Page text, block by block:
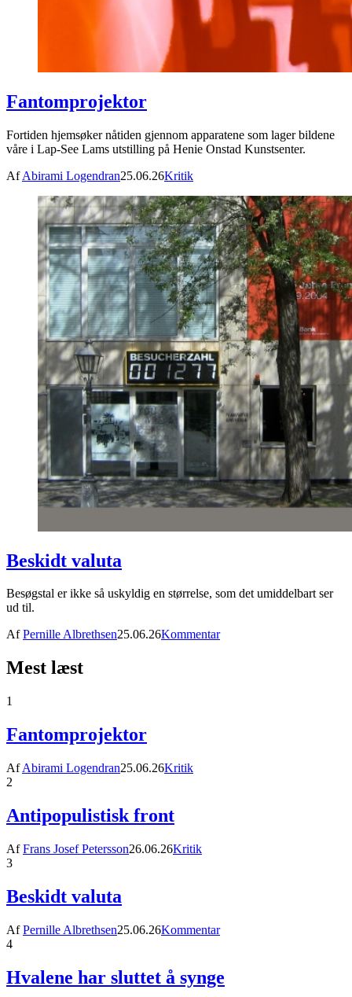
Fantomprojektor
Fortiden hjemsøker nåtiden gjennom apparatene som lager bildene
våre i Lap-See Lams utstilling på Henie Onstad Kunstsenter.
AfAbirami Logendran25.06.26Kritik
Beskidt valuta
Besøgstal er ikke så uskyldig en størrelse, som det umiddelbart ser
ud til.
AfPernille Albrethsen25.06.26Kommentar
Mest læst
1
Fantomprojektor
AfAbirami Logendran25.06.26Kritik
2
Antipopulistisk front
AfFrans Josef Petersson26.06.26Kritik
3
Beskidt valuta
AfPernille Albrethsen25.06.26Kommentar
4
Hvalene har sluttet å synge